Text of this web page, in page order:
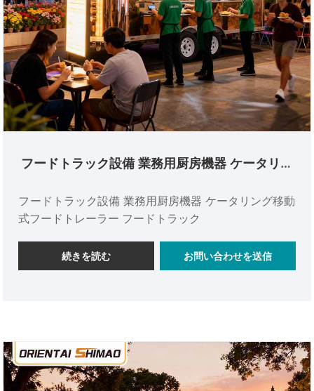
フードトラック設備 業務用厨房機器 ケータリン
フードトラック設備 業務用厨房機器 ケータリング移動
式フードトレーラー フードトラック
続きを読む お問い合わせを送信